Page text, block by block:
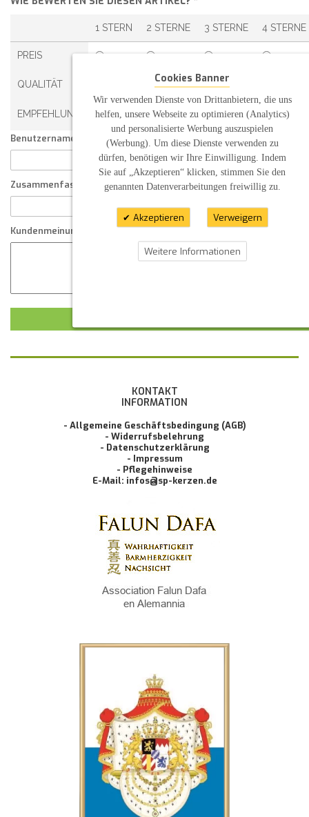
1 STERN 2 STERNE 3 STERNE 4 STERNE
PREIS
QUALITÄT
EMPFEHLUNG
Benutzername:
Zusammenfassung Ihrer Kundenmeinung
Kundenmeinung
KONTAKT
INFORMATION
- Allgemeine Geschäftsbedingung (AGB)
- Widerrufsbelehrung
- Datenschutzerklärung
- Impressum
- Pflegehinweise
E-Mail: infos@sp-kerzen.de
Cookies Banner
Wir verwenden Dienste von Drittanbietern, die uns
helfen, unsere Webseite zu optimieren (Analytics)
und personalisierte Werbung auszuspielen
(Werbung). Um diese Dienste verwenden zu
dürfen, benötigen wir Ihre Einwilligung. Indem
Sie auf „Akzeptieren“ klicken, stimmen Sie den
genannten Datenverarbeitungen freiwillig zu.
Akzeptieren Verweigern
Weitere Informationen